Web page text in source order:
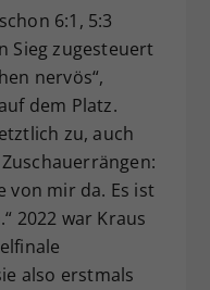
6:1, 5:3
Sieg zugesteuert
nervös“,
dem Platz.
zu, auch
von mir da. Es ist
2022 war Kraus
also erstmals